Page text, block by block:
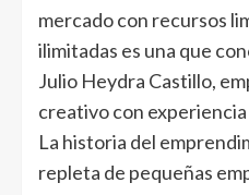
mercado con recursos
ilimitadas es una que
Julio Heydra Castillo,
creativo con
La historia del
repleta de pequeñas